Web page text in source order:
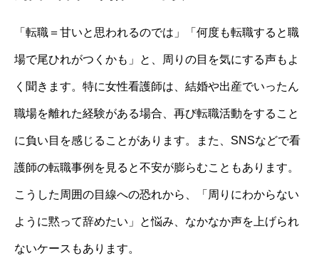
「転職＝甘いと思われるのでは」「何度も転職すると職
場で尾ひれがつくかも」と、周りの目を気にする声もよ
く聞きます。特に女性看護師は、結婚や出産でいったん
職場を離れた経験がある場合、再び転職活動をすること
に負い目を感じることがあります。また、SNSなどで看
護師の転職事例を見ると不安が膨らむこともあります。
こうした周囲の目線への恐れから、「周りにわからない
ように黙って辞めたい」と悩み、なかなか声を上げられ
ないケースもあります。